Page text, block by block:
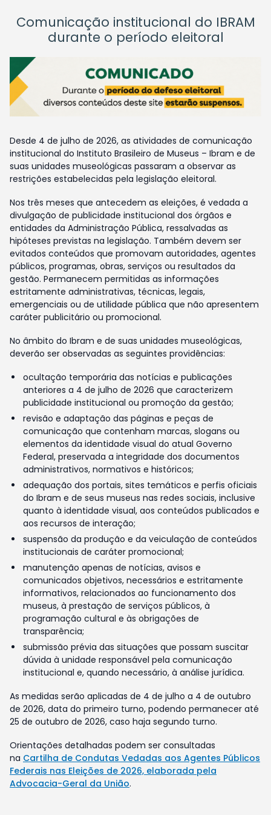
Comunicação institucional do IBRAM
durante o período eleitoral
Desde 4 de julho de 2026, as atividades de comunicação
institucional do Instituto Brasileiro de Museus – Ibram e de
suas unidades museológicas passaram a observar as
restrições estabelecidas pela legislação eleitoral.
Nos três meses que antecedem as eleições, é vedada a
divulgação de publicidade institucional dos órgãos e
entidades da Administração Pública, ressalvadas as
hipóteses previstas na legislação. Também devem ser
evitados conteúdos que promovam autoridades, agentes
públicos, programas, obras, serviços ou resultados da
gestão. Permanecem permitidas as informações
estritamente administrativas, técnicas, legais,
emergenciais ou de utilidade pública que não apresentem
caráter publicitário ou promocional.
No âmbito do Ibram e de suas unidades museológicas,
deverão ser observadas as seguintes providências:
ocultação temporária das notícias e publicações
anteriores a 4 de julho de 2026 que caracterizem
publicidade institucional ou promoção da gestão;
revisão e adaptação das páginas e peças de
comunicação que contenham marcas, slogans ou
elementos da identidade visual do atual Governo
Federal, preservada a integridade dos documentos
administrativos, normativos e históricos;
adequação dos portais, sites temáticos e perfis oficiais
do Ibram e de seus museus nas redes sociais, inclusive
quanto à identidade visual, aos conteúdos publicados e
aos recursos de interação;
suspensão da produção e da veiculação de conteúdos
institucionais de caráter promocional;
manutenção apenas de notícias, avisos e
comunicados objetivos, necessários e estritamente
informativos, relacionados ao funcionamento dos
museus, à prestação de serviços públicos, à
programação cultural e às obrigações de
transparência;
submissão prévia das situações que possam suscitar
dúvida à unidade responsável pela comunicação
institucional e, quando necessário, à análise jurídica.
As medidas serão aplicadas de 4 de julho a 4 de outubro
de 2026, data do primeiro turno, podendo permanecer até
25 de outubro de 2026, caso haja segundo turno.
Orientações detalhadas podem ser consultadas
na Cartilha de Condutas Vedadas aos Agentes Públicos
Federais nas Eleições de 2026, elaborada pela
Advocacia-Geral da União.